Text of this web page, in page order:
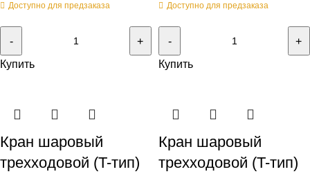
Доступно для предзаказа
Купить
Доступно для предзаказа
Купить
Кран шаровый
трехходовой (T-тип)
Кран шаровый
трехходовой (T-тип)